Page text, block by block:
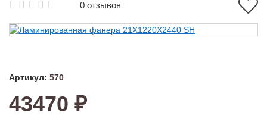
0 отзывов
Артикул: 570
43470 ₽